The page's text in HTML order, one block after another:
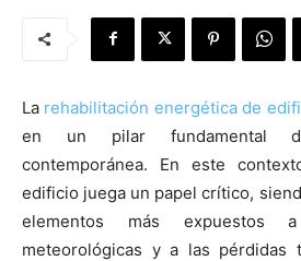
La rehabilitación energética de
en un pilar fundamental
contemporánea. En este
edificio juega un papel crítico,
elementos más expuestos
meteorológicas y a las pérdidas